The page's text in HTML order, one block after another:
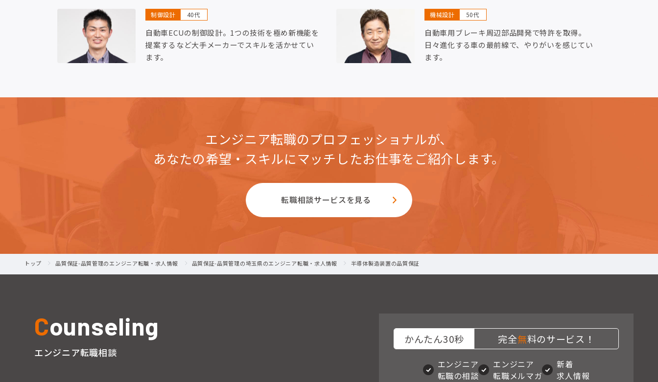
制御設計 40代
自動車ECUの制御設計。1つの技術を極め新機能を
提案するなど大手メーカーでスキルを活かせてい
ます。
機械設計 50代
自動車用ブレーキ周辺部品開発で特許を取得。
日々進化する車の最前線で、やりがいを感じてい
ます。
エンジニア転職のプロフェッショナルが、
あなたの希望・スキルにマッチしたお仕事をご紹介します。
転職相談サービスを見る
トップ 品質保証-品質管理のエンジニア転職・求人情報 品質保証-品質管理の埼玉県のエンジニア転職・求人情報 半導体製造装置の品質保証
Counseling
エンジニア転職相談
かんたん30秒 完全無料のサービス！
エンジニア
転職の相談
エンジニア
転職メルマガ
新着
求人情報